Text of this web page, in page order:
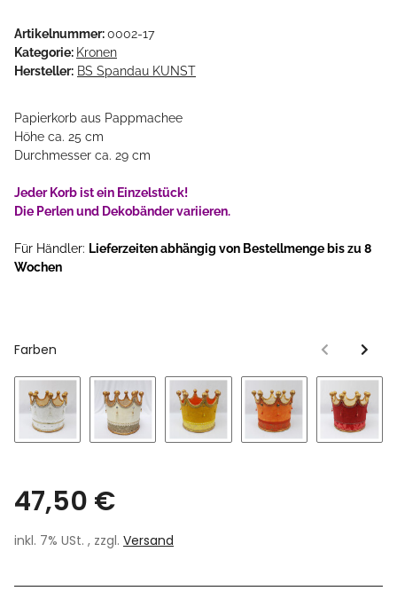
Artikelnummer:0002-17
Kategorie: Kronen
Hersteller: BS Spandau KUNST
Papierkorb aus Pappmachee
Höhe ca. 25 cm
Durchmesser ca. 29 cm
Jeder Korb ist ein Einzelstück!
Die Perlen und Dekobänder variieren.
Für Händler: Lieferzeiten abhängig von Bestellmenge bis zu 8
Wochen
Farben
47,50 €
inkl. 7% USt. , zzgl. Versand